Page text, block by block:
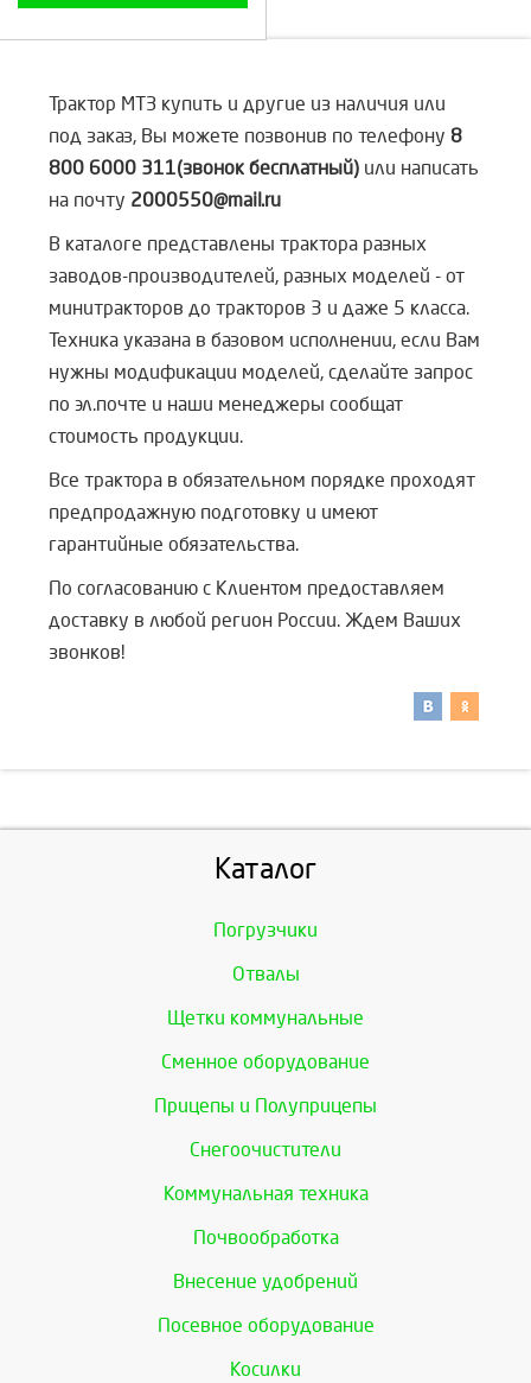
Трактор МТЗ купить и другие из наличия или
под заказ, Вы можете позвонив по телефону 8
800 6000 311(звонок бесплатный) или написать
на почту 2000550@mail.ru
В каталоге представлены трактора разных
заводов-производителей, разных моделей - от
минитракторов до тракторов 3 и даже 5 класса.
Техника указана в базовом исполнении, если Вам
нужны модификации моделей, сделайте запрос
по эл.почте и наши менеджеры сообщат
стоимость продукции.
Все трактора в обязательном порядке проходят
предпродажную подготовку и имеют
гарантийные обязательства.
По согласованию с Клиентом предоставляем
доставку в любой регион России. Ждем Ваших
звонков!
Каталог
Погрузчики
Отвалы
Щетки коммунальные
Сменное оборудование
Прицепы и Полуприцепы
Снегоочистители
Коммунальная техника
Почвообработка
Внесение удобрений
Посевное оборудование
Косилки